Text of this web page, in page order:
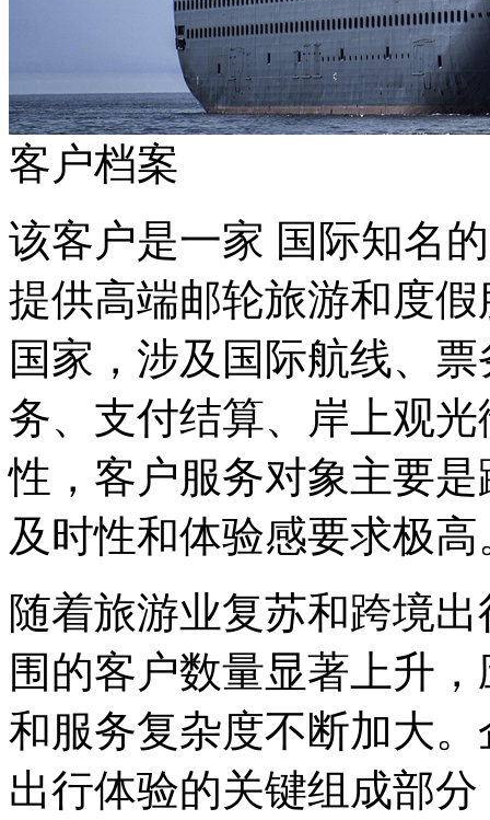
客户档案
该客户是一家 国际知名的
提供高端邮轮旅游和度
国家，涉及国际航线、
务、支付结算、岸
性，客户服务对象主要是
及时性和体验感要求极高
随着旅游业复苏和跨境出
围的客户数量显著上升
和服务复杂度不断加大
出行体验的关键组成部分